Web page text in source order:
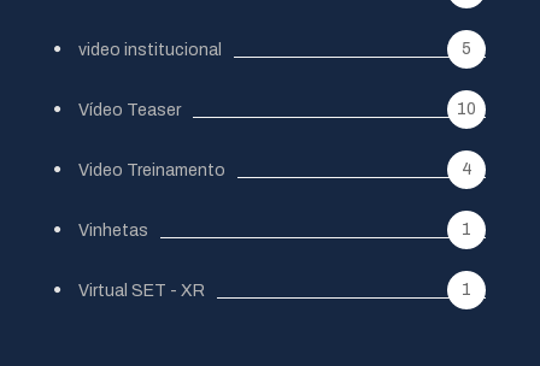
video institucional 5
Vídeo Teaser 10
Video Treinamento 4
Vinhetas 1
Virtual SET - XR 1